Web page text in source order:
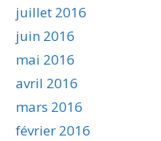
juillet 2016
juin 2016
mai 2016
avril 2016
mars 2016
février 2016